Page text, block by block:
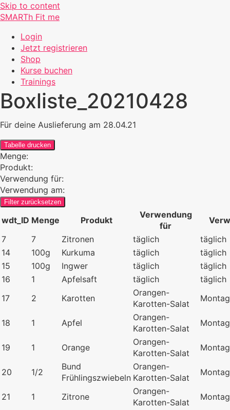
Skip to content
SMARTh Fit me
Login
Jetzt registrieren
Shop
Kurse buchen
Trainings
Boxliste_20210428
Für deine Auslieferung am 28.04.21
Tabelle drucken
Menge:
Produkt:
Verwendung für:
Verwendung am:
Filter zurücksetzen
wdt_ID Menge Produkt
Verwendung
für
7
7 Zitronen täglich
täglich
14
100g Kurkuma täglich
täglich
15
100g Ingwer täglich
täglich
16
1 Apfelsaft täglich
täglich
17
2 Karotten
Orangen-
Karotten-Salat
Montag
18 1 Apfel
Orangen-
Karotten-Salat
Montag
19 1 Orange
Orangen-
Karotten-Salat
Montag
20 1/2
Bund
Frühlingszwiebeln
Orangen-
Karotten-Salat
Montag
21 1 Zitrone
Orangen-
Karotten-Salat
Montag